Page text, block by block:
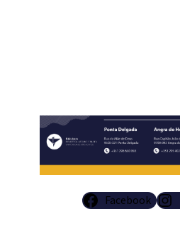
Facebook